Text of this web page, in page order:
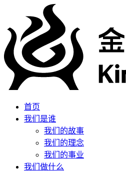
首页
我们是谁
我们的故事
我们的理念
我们的事业
我们做什么